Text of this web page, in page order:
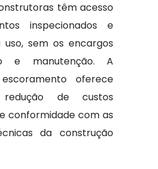
têm acesso
inspecionados e
sem os encargos
e manutenção. A
oferece
redução de custos
conformidade com as
da construção